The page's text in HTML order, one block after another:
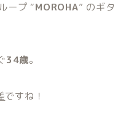
ープ “MOROHA” のギタ
34歳。
ですね！